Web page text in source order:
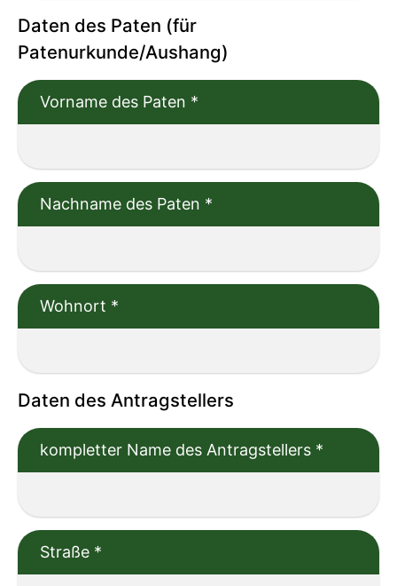
Daten des Paten (für
Patenurkunde/Aushang)
Vorname des Paten *
Nachname des Paten *
Wohnort *
Daten des Antragstellers
kompletter Name des Antragstellers *
Straße *